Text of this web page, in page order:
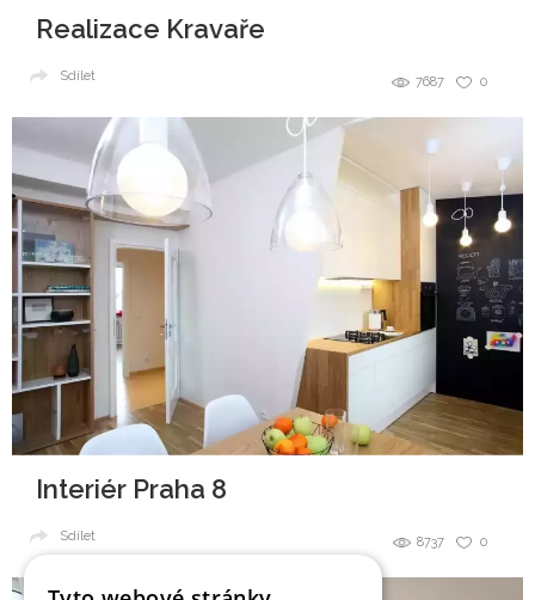
Realizace Kravaře
0
7687
Sdílet
Interiér Praha 8
0
8737
Sdílet